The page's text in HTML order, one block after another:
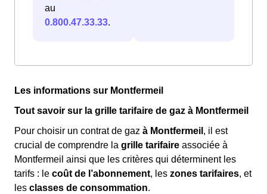
au
0.800.47.33.33.
Les informations sur Montfermeil
Tout savoir sur la grille tarifaire de gaz à Montfermeil
Pour choisir un contrat de gaz à Montfermeil , il est
crucial de comprendre la grille tarifaire associée à
Montfermeil ainsi que les critères qui déterminent les
tarifs : le coût de l’abonnement, les zones tarifaires, et
les classes de consommation.